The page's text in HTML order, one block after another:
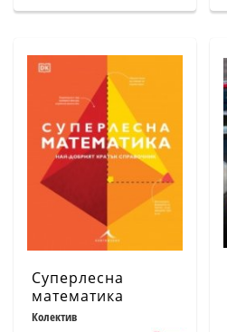
Суперлесна
математика
Колектив